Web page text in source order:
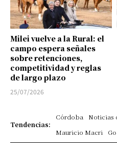
Milei vuelve a la Rural: el
campo espera señales
sobre retenciones,
competitividad y reglas
de largo plazo
25/07/2026
Tendencias:
Córdoba Noticias
Mauricio Macri